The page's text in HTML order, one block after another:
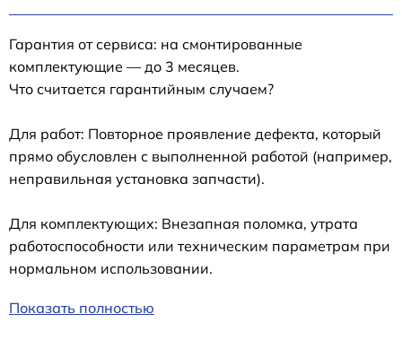
Гарантия от сервиса: на смонтированные
комплектующие — до 3 месяцев.
Что считается гарантийным случаем?
Для работ: Повторное проявление дефекта, который
прямо обусловлен с выполненной работой (например,
неправильная установка запчасти).
Для комплектующих: Внезапная поломка, утрата
работоспособности или техническим параметрам при
нормальном использовании.
Показать полностью